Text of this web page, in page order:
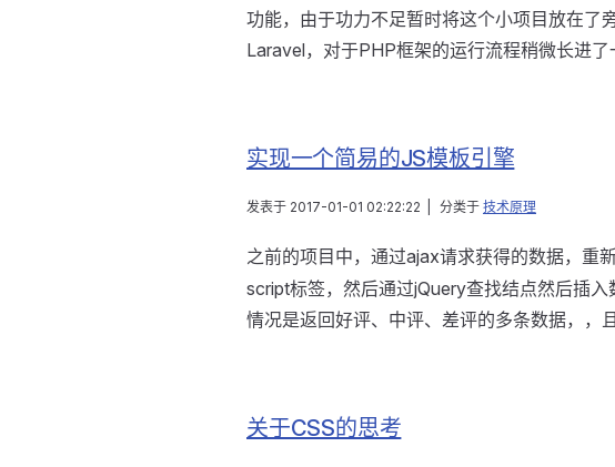
功能，由于功力不足暂时将这个小项目放在了
Laravel，对于PHP框架的运行流程稍微长进
实现一个简易的JS模板引擎
发表于 2017-01-01 02:22:22 分类于 技术原理
之前的项目中，通过ajax请求获得的数据，重
script标签，然后通过jQuery查找结点然后插
情况是返回好评、中评、差评的多条数据，，
关于CSS的思考